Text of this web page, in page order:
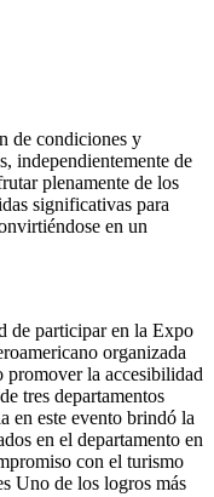
de condiciones y
independientemente de
plenamente de los
significativas para
en un
de participar en la Expo
organizada
promover la accesibilidad
tres departamentos
en este evento brindó la
en el departamento en
con el turismo
Uno de los logros más